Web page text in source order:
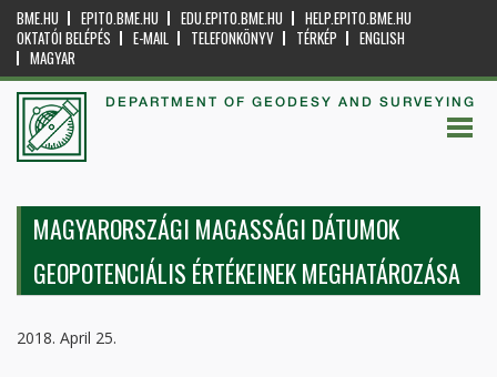
BME.HU EPITO.BME.HU EDU.EPITO.BME.HU
HELP.EPITO.BME.HU
OKTATÓI BELÉPÉS
E-MAIL TELEFONKÖNYV TÉRKÉP
ENGLISH
MAGYAR
DEPARTMENT OF GEODESY AND SURVEYING
MAGYARORSZÁGI MAGASSÁGI DÁTUMOK
GEOPOTENCIÁLIS ÉRTÉKEINEK MEGHATÁROZÁSA
2018. April 25.